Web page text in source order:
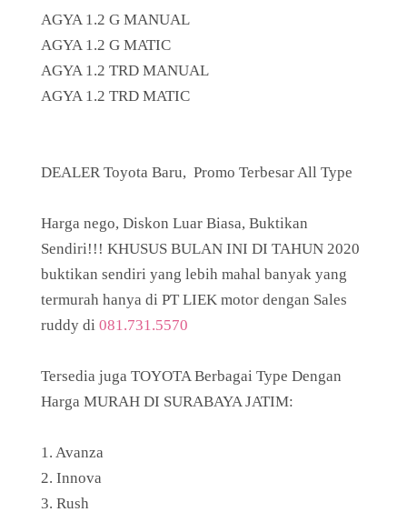
AGYA 1.2 G MANUAL
AGYA 1.2 G MATIC
AGYA 1.2 TRD MANUAL
AGYA 1.2 TRD MATIC
DEALER Toyota Baru, Promo Terbesar All Type
Harga nego, Diskon Luar Biasa, Buktikan
Sendiri!!! KHUSUS BULAN INI DI TAHUN 2020
buktikan sendiri yang lebih mahal banyak yang
termurah hanya di PT LIEK motor dengan Sales
ruddy di 081.731.5570
Tersedia juga TOYOTA Berbagai Type Dengan
Harga MURAH DI SURABAYA JATIM:
1. Avanza
2. Innova
3. Rush